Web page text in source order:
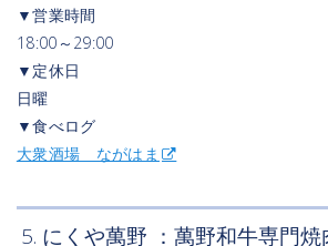
▼営業時間
18:00～29:00
▼定休日
日曜
▼食べログ
大衆酒場 ながはま
5. にくや萬野 ：萬野和牛専門焼